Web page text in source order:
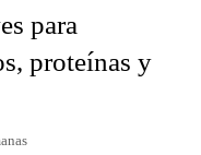
para
proteínas y